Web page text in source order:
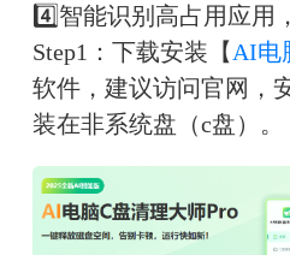
4️⃣智能识别高占用应用
Step1：下载安装【 AI电
软件，建议访问官网，
装在非系统盘（c盘）。